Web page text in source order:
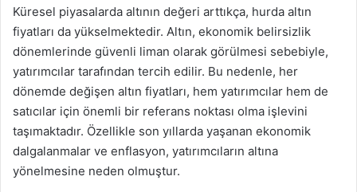
Küresel piyasalarda altının değeri arttıkça, hurda altın
fiyatları da yükselmektedir. Altın, ekonomik belirsizlik
dönemlerinde güvenli liman olarak görülmesi sebebiyle,
yatırımcılar tarafından tercih edilir. Bu nedenle, her
dönemde değişen altın fiyatları, hem yatırımcılar hem de
satıcılar için önemli bir referans noktası olma işlevini
taşımaktadır. Özellikle son yıllarda yaşanan ekonomik
dalgalanmalar ve enflasyon, yatırımcıların altına
yönelmesine neden olmuştur.